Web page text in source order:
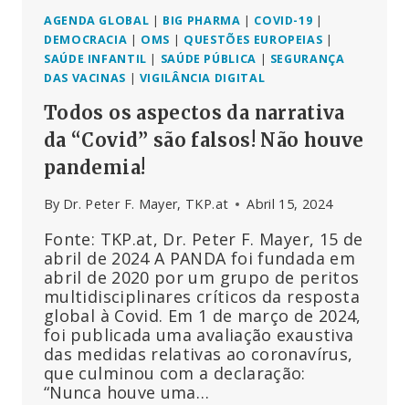
BOURLA
DA
PFIZER
AGENDA GLOBAL | BIG PHARMA | COVID-19 |
DEMOCRACIA | OMS | QUESTÕES EUROPEIAS |
SAÚDE INFANTIL | SAÚDE PÚBLICA | SEGURANÇA
DAS VACINAS | VIGILÂNCIA DIGITAL
Todos os aspectos da narrativa
da “Covid” são falsos! Não houve
pandemia!
By Dr. Peter F. Mayer, TKP.at Abril 15, 2024
Fonte: TKP.at, Dr. Peter F. Mayer, 15 de
abril de 2024 A PANDA foi fundada em
abril de 2020 por um grupo de peritos
multidisciplinares críticos da resposta
global à Covid. Em 1 de março de 2024,
foi publicada uma avaliação exaustiva
das medidas relativas ao coronavírus,
que culminou com a declaração:
“Nunca houve uma…